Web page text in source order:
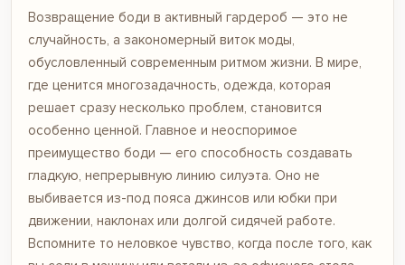
Возвращение боди в активный гардероб — это не
случайность, а закономерный виток моды,
обусловленный современным ритмом жизни. В мире,
где ценится многозадачность, одежда, которая
решает сразу несколько проблем, становится
особенно ценной. Главное и неоспоримое
преимущество боди — его способность создавать
гладкую, непрерывную линию силуэта. Оно не
выбивается из-под пояса джинсов или юбки при
движении, наклонах или долгой сидячей работе.
Вспомните то неловкое чувство, когда после того, как